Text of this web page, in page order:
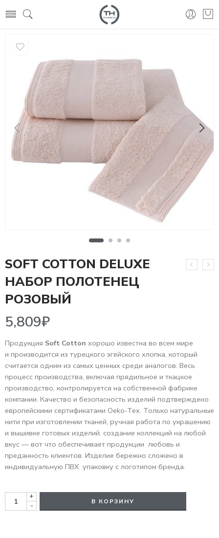
SOFT COTTON DELUXE
НАБОР ПОЛОТЕНЕЦ
РОЗОВЫЙ
5,809₽
Продукция Soft Cotton хорошо известна во всем мире
и производится из турецкого эгейского хлопка, который
считается одним из самых ценных среди аналогов. Весь
процесс производства, включая прядильное и ткацкое
производство, контролируется на собственной фабрике
компании. Качество и безопасность изделий подтверждено
европейскими сертификатами Oeko-Tex. Только натуральные
нити при изготовлении тканей, ручная работа по украшению
и вышивке готовых изделий, создание коллекций на любой
вкус — вот что обеспечивает продукции любовь и
преданность клиентов. Изделие бережно сложено в
индивидуальную ПВХ упаковку с логотипом бренда.
+
-
В КОРЗИНУ